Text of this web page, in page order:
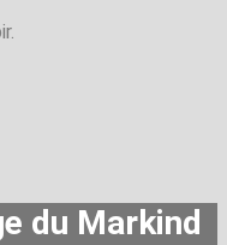
du Markind